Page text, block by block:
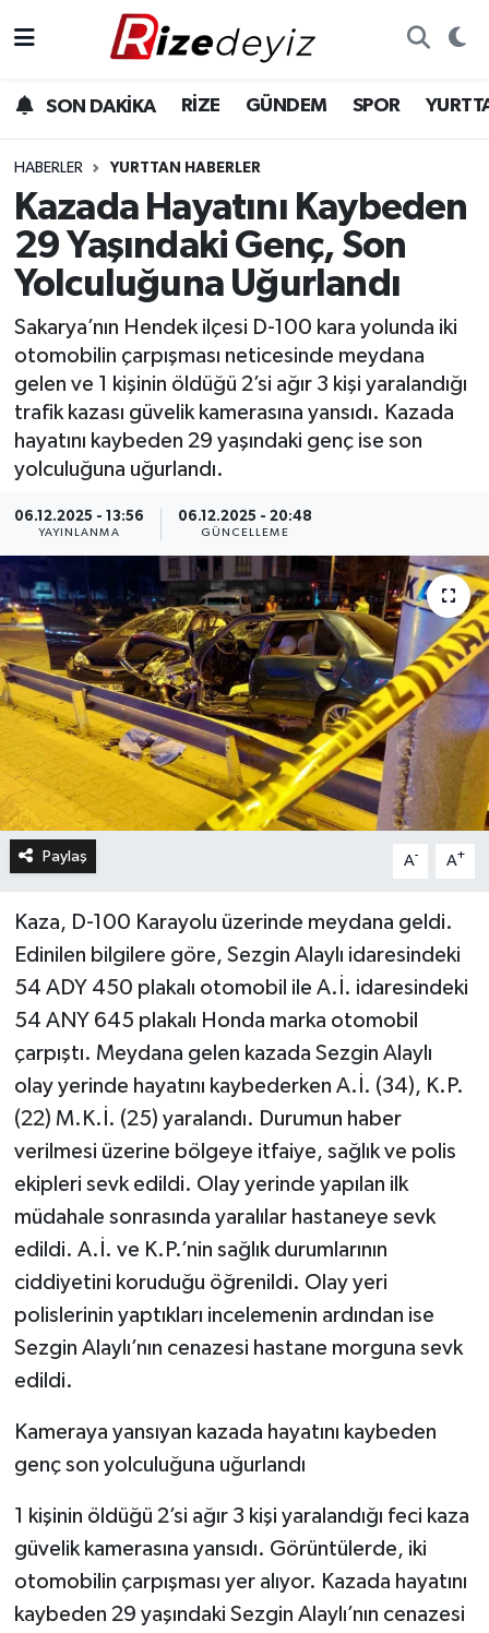
SON DAKİKA RİZE GÜNDEM SPOR
HABERLER YURTTAN HABERLER
Kazada Hayatını Kaybeden
29 Yaşındaki Genç, Son
Yolculuğuna Uğurlandı
Sakarya’nın Hendek ilçesi D-100 kara yolunda iki
otomobilin çarpışması neticesinde meydana
gelen ve 1 kişinin öldüğü 2’si ağır 3 kişi yaralandığı
trafik kazası güvelik kamerasına yansıdı. Kazada
hayatını kaybeden 29 yaşındaki genç ise son
yolculuğuna uğurlandı.
06.12.2025 - 13:56
YAYINLANMA
06.12.2025 - 20:48
GÜNCELLEME
Paylaş A- A+
Kaza, D-100 Karayolu üzerinde meydana geldi.
Edinilen bilgilere göre, Sezgin Alaylı idaresindeki
54 ADY 450 plakalı otomobil ile A.İ. idaresindeki
54 ANY 645 plakalı Honda marka otomobil
çarpıştı. Meydana gelen kazada Sezgin Alaylı
olay yerinde hayatını kaybederken A.İ. (34), K.P.
(22) M.K.İ. (25) yaralandı. Durumun haber
verilmesi üzerine bölgeye itfaiye, sağlık ve polis
ekipleri sevk edildi. Olay yerinde yapılan ilk
müdahale sonrasında yaralılar hastaneye sevk
edildi. A.İ. ve K.P.’nin sağlık durumlarının
ciddiyetini koruduğu öğrenildi. Olay yeri
polislerinin yaptıkları incelemenin ardından ise
Sezgin Alaylı’nın cenazesi hastane morguna sevk
edildi.
Kameraya yansıyan kazada hayatını kaybeden
genç son yolculuğuna uğurlandı
1 kişinin öldüğü 2’si ağır 3 kişi yaralandığı feci kaza
güvelik kamerasına yansıdı. Görüntülerde, iki
otomobilin çarpışması yer alıyor. Kazada hayatını
kaybeden 29 yaşındaki Sezgin Alaylı’nın cenazesi
Gündem
Yurttan Haberler
Ekonomi
Teknoloji
Sağlık
Rize Hava Durumu
Rize Trafik Yoğunluk Haritası
Süper Lig Puan Durumu ve Fikstür
Tüm Manşetler
Son Dakika Haberleri
Haber Arşivi